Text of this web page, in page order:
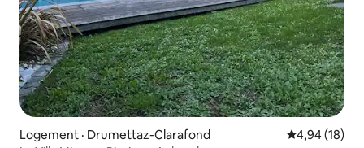
Logement · Drumettaz-Clarafond Note
4,94 (18)